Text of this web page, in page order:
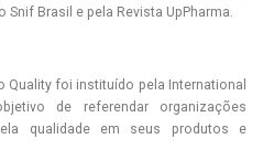
Brasil e pela Revista UpPharma.
Quality foi instituído pela International
de referendar organizações
qualidade em seus produtos e